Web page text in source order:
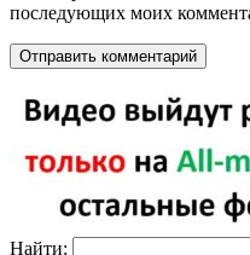
последующих моих
Найти: